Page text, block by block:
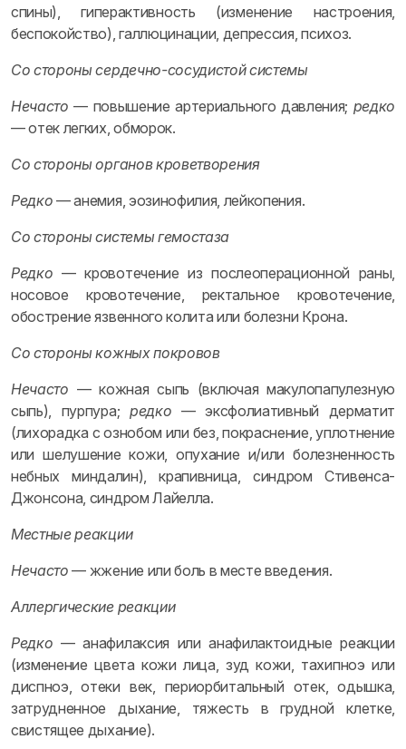
спины), гиперактивность (изменение настроения,
беспокойство), галлюцинации, депрессия, психоз.
Со стороны сердечно-сосудистой системы
Нечасто — повышение артериального давления; редко
— отек легких, обморок.
Со стороны органов кроветворения
Редко — анемия, эозинофилия, лейкопения.
Со стороны системы гемостаза
Редко— кровотечение из послеоперационной раны,
носовое кровотечение, ректальное кровотечение,
обострение язвенного колита или болезни Крона.
Со стороны кожных покровов
Нечасто — кожная сыпь (включая макулопапулезную
сыпь), пурпура; редко — эксфолиативный дерматит
(лихорадка с ознобом или без, покраснение, уплотнение
или шелушение кожи, опухание и/или болезненность
небных миндалин), крапивница, синдром Стивенса-
Джонсона, синдром Лайелла.
Местные реакции
Нечасто — жжение или боль в месте введения.
Аллергические реакции
Редко — анафилаксия или анафилактоидные реакции
(изменение цвета кожи лица, зуд кожи, тахипноэ или
диспноэ, отеки век, периорбитальный отек, одышка,
затрудненное дыхание, тяжесть в грудной клетке,
свистящее дыхание).